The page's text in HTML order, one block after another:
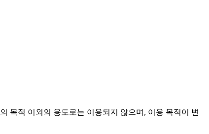
목적 이외의 용도로는 이용되지 않으며, 이용 목적이 변